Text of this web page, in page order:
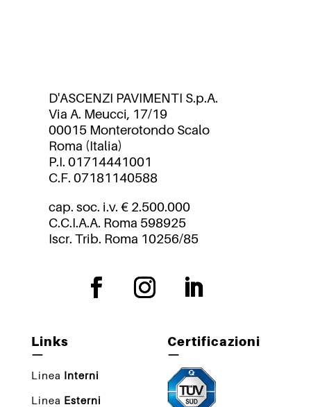
D'ASCENZI PAVIMENTI S.p.A.
Via A. Meucci, 17/19
00015 Monterotondo Scalo
Roma (Italia)
P.I. 01714441001
C.F. 07181140588
cap. soc. i.v. € 2.500.000
C.C.I.A.A. Roma 598925
Iscr. Trib. Roma 10256/85
Links
—
Linea Interni
Linea Esterni
Certificazioni
—